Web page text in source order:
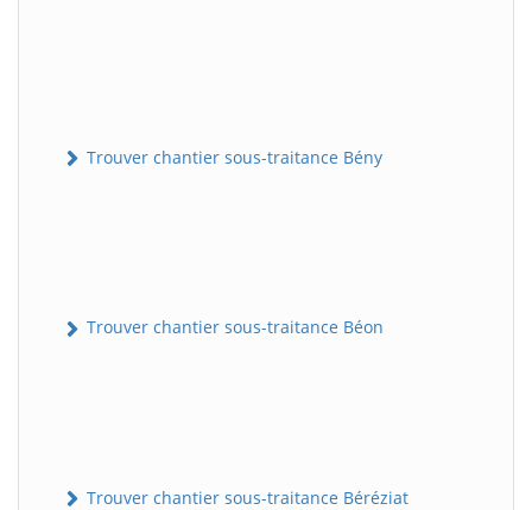
Trouver chantier sous-traitance Bény
Trouver chantier sous-traitance Béon
Trouver chantier sous-traitance Béréziat